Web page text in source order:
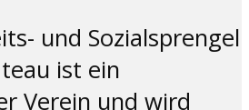
und Sozialsprengel
ist ein
Verein und wird